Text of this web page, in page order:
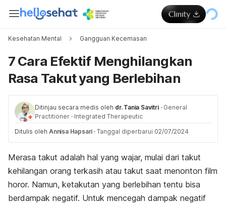
Kesehatan Mental Gangguan Kecemasan
7 Cara Efektif Menghilangkan
Rasa Takut yang Berlebihan
Ditinjau secara medis oleh dr. Tania Savitri · General
Practitioner · Integrated Therapeutic
Ditulis oleh Annisa Hapsari · Tanggal diperbarui 02/07/2024
Merasa takut adalah hal yang wajar, mulai dari takut
kehilangan orang terkasih atau takut saat menonton film
horor. Namun, ketakutan yang berlebihan tentu bisa
berdampak negatif. Untuk mencegah dampak negatif